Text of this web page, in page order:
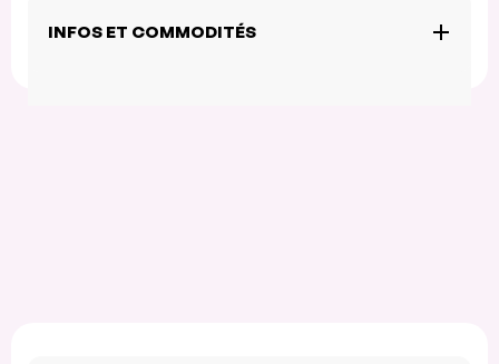
INFOS ET COMMODITÉS